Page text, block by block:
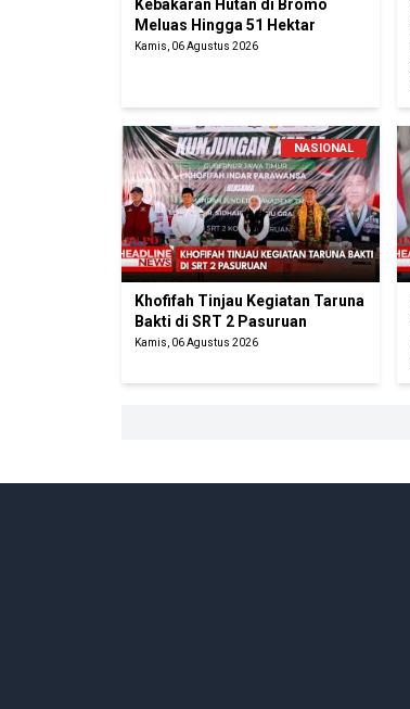
Kebakaran Hutan di Bromo
Meluas Hingga 51 Hektar
Kamis, 06 Agustus 2026
NASIONAL
Khofifah Tinjau Kegiatan Taruna
Bakti di SRT 2 Pasuruan
Kamis, 06 Agustus 2026